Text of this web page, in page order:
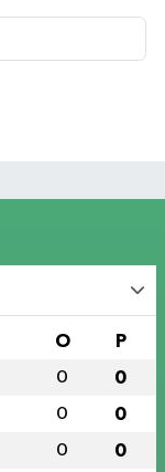
O P
0 0
0 0
0 0